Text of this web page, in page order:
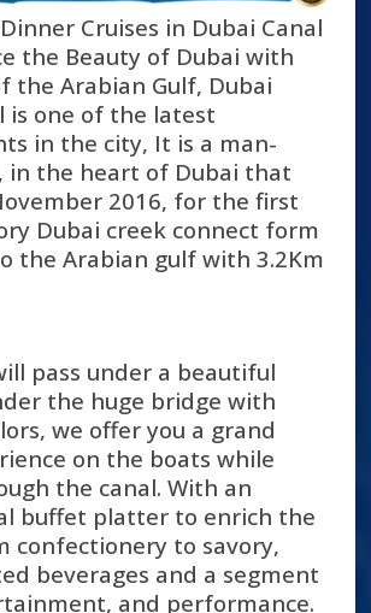
Cruises in Dubai Canal
the Beauty of Dubai with
the Arabian Gulf, Dubai
is one of the latest
in the city, It is a man-
in the heart of Dubai that
2016, for the first
Dubai creek connect form
the Arabian gulf with 3.2Km
pass under a beautiful
the huge bridge with
we offer you a grand
on the boats while
the canal. With an
buffet platter to enrich the
confectionery to savory,
beverages and a segment
and performance.